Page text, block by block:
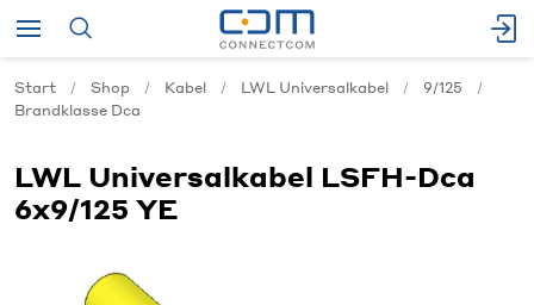
Start Shop Kabel LWL Universalkabel
9/125
Brandklasse Dca
LWL Universalkabel LSFH-Dca
6x9/125 YE